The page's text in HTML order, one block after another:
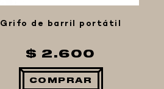
Grifo de barril portátil
$ 2.600
COMPRAR